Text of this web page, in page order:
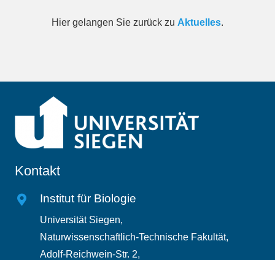
Hier gelangen Sie zurück zu Aktuelles.
Kontakt
Institut für Biologie
Universität Siegen,
Naturwissenschaftlich-Technische Fakultät,
Adolf-Reichwein-Str. 2,